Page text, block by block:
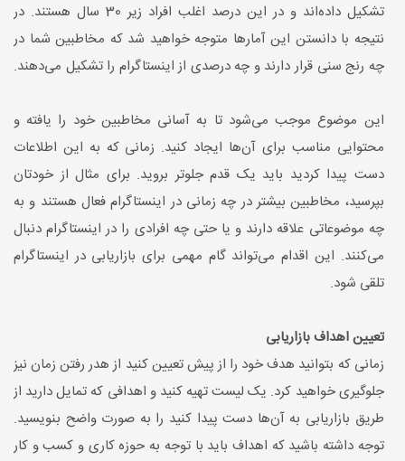
تشکیل داده‌اند و در این درصد اغلب افراد زیر 30 سال هستند. در
نتیجه با دانستن این آمارها متوجه خواهید شد که مخاطبین شما در
چه رنج سنی قرار دارند و چه درصدی از اینستاگرام را تشکیل می‌دهند.
این موضوع موجب می‌شود تا به آسانی مخاطبین خود را یافته و
محتوایی مناسب برای آن‌ها ایجاد کنید. زمانی که به این اطلاعات
دست پیدا کردید باید یک قدم جلوتر بروید. برای مثال از خودتان
بپرسید، مخاطبین بیشتر در چه زمانی در اینستاگرام فعال هستند و به
چه موضوعاتی علاقه دارند و یا حتی چه افرادی را در اینستاگرام دنبال
می‌کنند. این اقدام می‌تواند گام مهمی برای بازاریابی در اینستاگرام
تلقی شود.
تعیین اهداف بازاریابی
زمانی که بتوانید هدف خود را از پیش تعیین کنید از هدر رفتن زمان نیز
جلوگیری خواهید کرد. یک لیست تهیه کنید و اهدافی که تمایل دارید از
طریق بازاریابی به آن‌ها دست پیدا کنید را به صورت واضح بنویسید.
توجه داشته باشید که اهداف باید با توجه به حوزه کاری و کسب و کار